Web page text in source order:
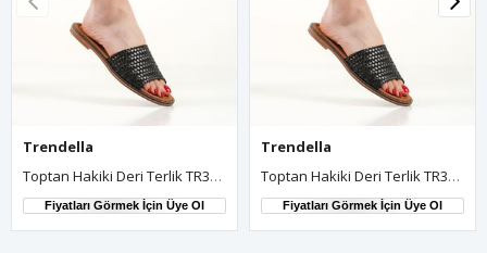
Trendella
Trendella